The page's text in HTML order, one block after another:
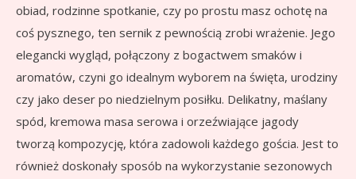
obiad, rodzinne spotkanie, czy po prostu masz ochotę na
coś pysznego, ten sernik z pewnością zrobi wrażenie. Jego
elegancki wygląd, połączony z bogactwem smaków i
aromatów, czyni go idealnym wyborem na święta, urodziny
czy jako deser po niedzielnym posiłku. Delikatny, maślany
spód, kremowa masa serowa i orzeźwiające jagody
tworzą kompozycję, która zadowoli każdego gościa. Jest to
również doskonały sposób na wykorzystanie sezonowych